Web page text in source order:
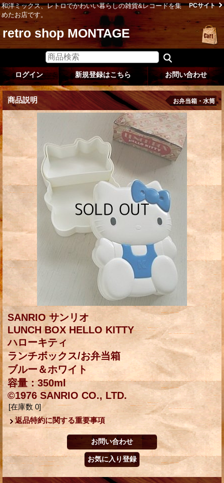
和洋ミックス、レトロでかわいい暮らしの雑貨&レコードを集
めたお店です。
PCサイト
retro shop MONTAGE
ログイン 新規登録はこちら お問い合わせ
商品説明 お弁当箱・水筒
SANRIO サンリオ
LUNCH BOX HELLO KITTY
ハローキティ
ランチボックス/お弁当箱
ブルー＆ホワイト
容量：350ml
©1976 SANRIO CO., LTD.
[在庫数 0]
返品特約に関する重要事項